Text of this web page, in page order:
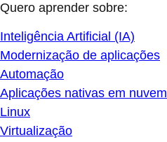
Quero aprender sobre:
Inteligência Artificial (IA)
Modernização de aplicações
Automação
Aplicações nativas em nuvem
Linux
Virtualização